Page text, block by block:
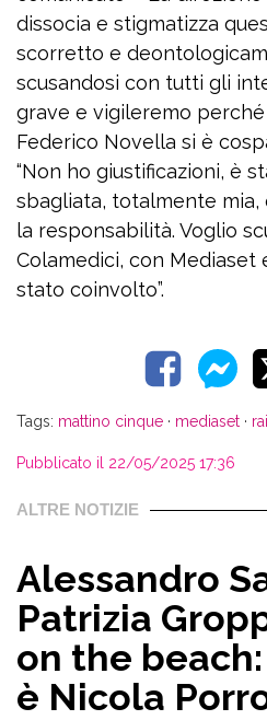
dissocia e stigmatizza
scorretto e
scusandosi con tutti gli
grave e vigileremo perché
Federico Novella si è
“Non ho giustificazioni, è
sbagliata, totalmente mia,
la responsabilità. Voglio
Colamedici, con Mediaset
stato coinvolto”.
Tags: mattino cinque · mediaset · rai
Pubblicato il 22/05/2025 17:36
ALTRE NOTIZIE
Alessandro
Patrizia
on the
è Nicola